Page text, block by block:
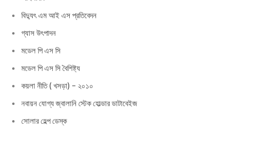
বিদ্যুৎ এম আই এস প্রতিবেদন
গ্যাস উৎপাদন
মডেল পি এস সি
মডেল পি এস সি বৈশিষ্ট্য
কয়লা নীতি ( খসড়া) – ২০১০
নবায়ন যোগ্য জ্বালানি স্টেক হোল্ডার ডাটাবেইজ
সোলার হেল্প ডেস্ক